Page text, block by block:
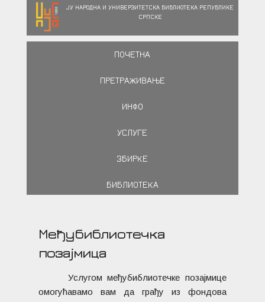
ЈУ НАРОДНА И УНИВЕРЗИТЕТСКА БИБЛИОТЕКА РЕПУБЛИКЕ
СРПСКЕ
ПОЧЕТНА
ПРЕТРАЖИВАЊЕ
ИНФО
УСЛУГЕ
ЗБИРКЕ
БИБЛИОТЕКА
Међубиблиотечка
позајмица
Услугом међубиблиотечке позајмице
омогућавамо вам да грађу из фондова